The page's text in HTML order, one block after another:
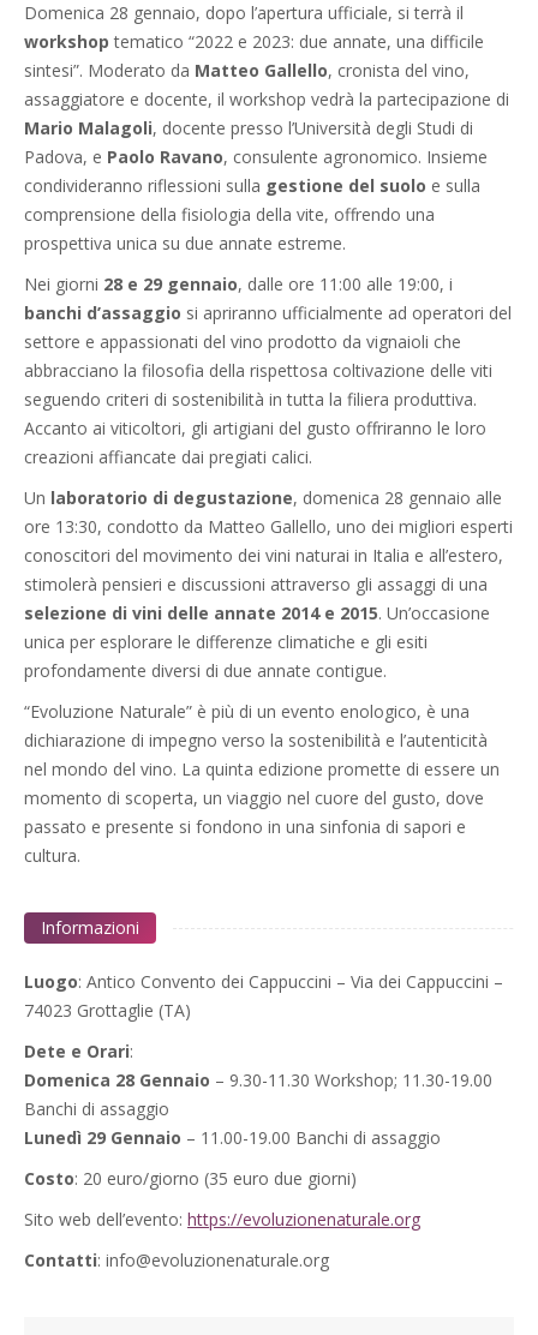
Domenica 28 gennaio, dopo l’apertura ufficiale, si terrà il
workshop tematico “2022 e 2023: due annate, una difficile
sintesi”. Moderato da Matteo Gallello, cronista del vino,
assaggiatore e docente, il workshop vedrà la partecipazione di
Mario Malagoli, docente presso l’Università degli Studi di
Padova, e Paolo Ravano, consulente agronomico. Insieme
condivideranno riflessioni sulla gestione del suolo e sulla
comprensione della fisiologia della vite, offrendo una
prospettiva unica su due annate estreme.
Nei giorni 28 e 29 gennaio, dalle ore 11:00 alle 19:00, i
banchi d’assaggio si apriranno ufficialmente ad operatori del
settore e appassionati del vino prodotto da vignaioli che
abbracciano la filosofia della rispettosa coltivazione delle viti
seguendo criteri di sostenibilità in tutta la filiera produttiva.
Accanto ai viticoltori, gli artigiani del gusto offriranno le loro
creazioni affiancate dai pregiati calici.
Un laboratorio di degustazione, domenica 28 gennaio alle
ore 13:30, condotto da Matteo Gallello, uno dei migliori esperti
conoscitori del movimento dei vini naturai in Italia e all’estero,
stimolerà pensieri e discussioni attraverso gli assaggi di una
selezione di vini delle annate 2014 e 2015. Un’occasione
unica per esplorare le differenze climatiche e gli esiti
profondamente diversi di due annate contigue.
“Evoluzione Naturale” è più di un evento enologico, è una
dichiarazione di impegno verso la sostenibilità e l’autenticità
nel mondo del vino. La quinta edizione promette di essere un
momento di scoperta, un viaggio nel cuore del gusto, dove
passato e presente si fondono in una sinfonia di sapori e
cultura.
Informazioni
Luogo: Antico Convento dei Cappuccini – Via dei Cappuccini –
74023 Grottaglie (TA)
Dete e Orari:
Domenica 28 Gennaio – 9.30-11.30 Workshop; 11.30-19.00
Banchi di assaggio
Lunedì 29 Gennaio – 11.00-19.00 Banchi di assaggio
Costo: 20 euro/giorno (35 euro due giorni)
Sito web dell’evento: https://evoluzionenaturale.org
Contatti: info@evoluzionenaturale.org